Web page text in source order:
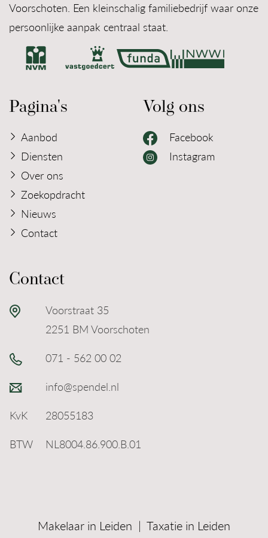
Voorschoten. Een kleinschalig familiebedrijf waar onze
persoonlijke aanpak centraal staat.
Pagina's
Aanbod
Diensten
Over ons
Zoekopdracht
Nieuws
Contact
Volg ons
Facebook
Instagram
Contact
Voorstraat 35
2251 BM Voorschoten
071 - 562 00 02
info@spendel.nl
KvK
28055183
BTW
NL8004.86.900.B.01
Makelaar in Leiden | Taxatie in Leiden